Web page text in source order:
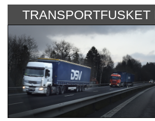
TRANSPORTFUSKET